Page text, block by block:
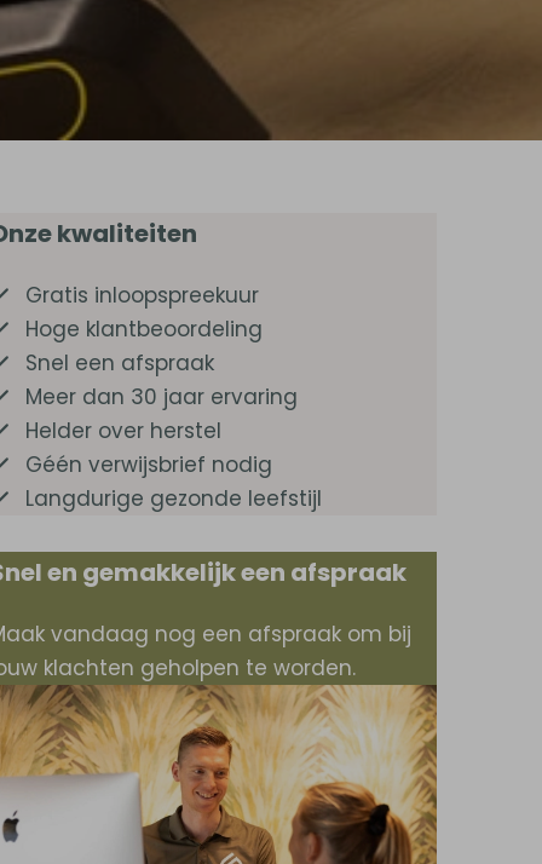
kwaliteiten
Gratis inloopspreekuur
Hoge klantbeoordeling
Snel een afspraak
Meer dan 30 jaar ervaring
Helder over herstel
Géén verwijsbrief nodig
Langdurige gezonde leefstijl
en gemakkelijk een afspraak
vandaag nog een afspraak om bij
klachten geholpen te worden.